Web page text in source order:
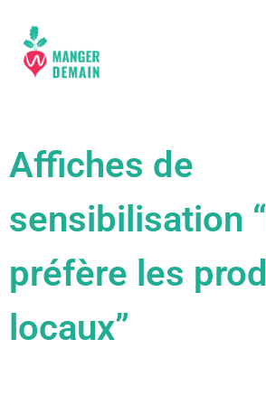
Affiches de
sensibilisation
préfère les
locaux”